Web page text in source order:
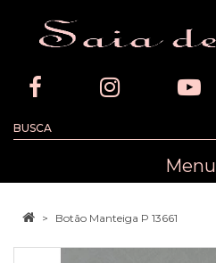
Menu
Botão Manteiga P 13661